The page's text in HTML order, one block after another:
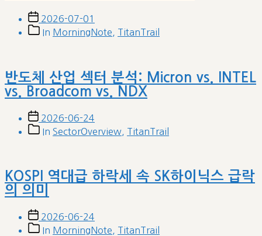
Post
date
2026-07-01
PostIn MorningNote TitanTrail
반도체 산업 섹터 분석: Micron vs. INTEL
vs. Broadcom vs. NDX
Post
date
2026-06-24
PostIn SectorOverview TitanTrail
KOSPI 역대급 하락세 속 SK하이닉스 급락
의 의미
Post
date
2026-06-24
PostIn MorningNote, TitanTrail